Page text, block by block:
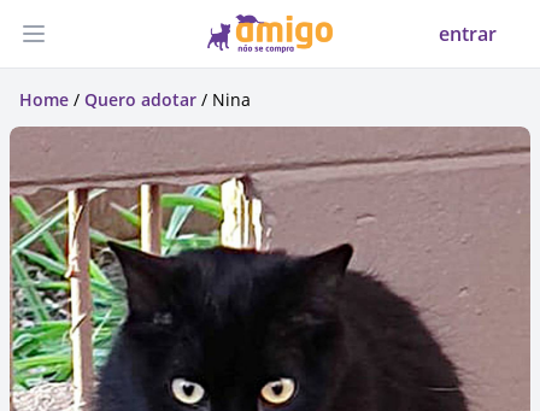
Abrir menu entrar
Home / Quero adotar / Nina